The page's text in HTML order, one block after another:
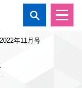

2022年11月号